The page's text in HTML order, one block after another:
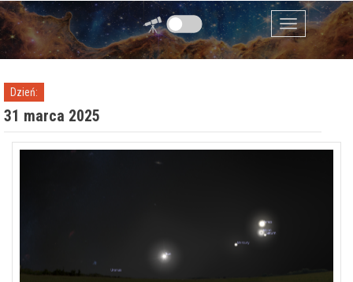
Przejdź do zawartości
Menu
Dzień:
31 marca 2025